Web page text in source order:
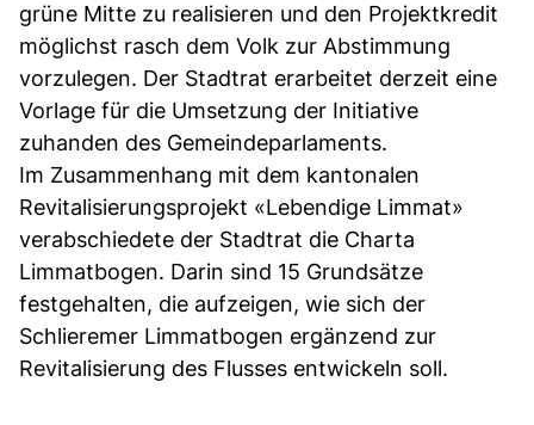
grüne Mitte zu realisieren und den Projektkredit
möglichst rasch dem Volk zur Abstimmung
vorzulegen. Der Stadtrat erarbeitet derzeit eine
Vorlage für die Umsetzung der Initiative
zuhanden des Gemeindeparlaments.
Im Zusammenhang mit dem kantonalen
Revitalisierungsprojekt «Lebendige Limmat»
verabschiedete der Stadtrat die Charta
Limmatbogen. Darin sind 15 Grundsätze
festgehalten, die aufzeigen, wie sich der
Schlieremer Limmatbogen ergänzend zur
Revitalisierung des Flusses entwickeln soll.